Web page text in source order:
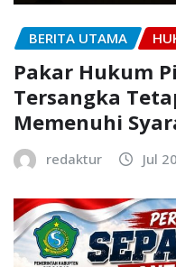
BERITA UTAMA
Pakar Hukum
Tersangka
Memenuhi
redaktur Jul